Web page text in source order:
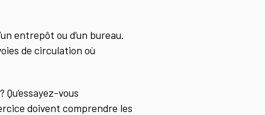
entrepôt ou d’un bureau.
de circulation où
vous
doivent comprendre les